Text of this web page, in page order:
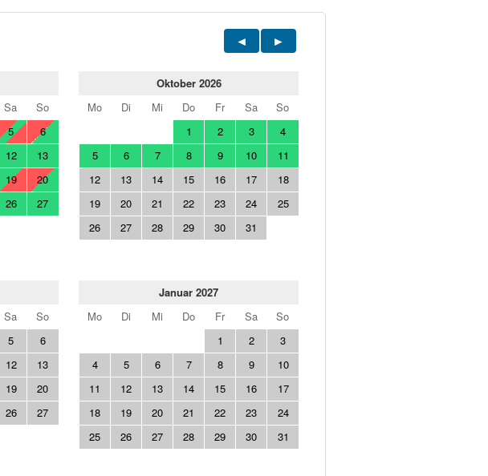
Sa
So
5
6
12
13
19
20
26
27
Oktober 2026
Mo
Di Mi Do Fr Sa
So
1
2 3
4
5
6 7 8 9 10
11
12
13 14 15 16 17
18
19
20 21 22 23 24
25
26
27 28 29 30 31
Sa
So
5
6
12
13
19
20
26
27
Januar 2027
Mo
Di Mi Do Fr Sa
So
1
2
3
4
5 6 7 8 9
10
11
12 13 14 15 16
17
18
19 20 21 22 23
24
25
26 27 28 29 30 31